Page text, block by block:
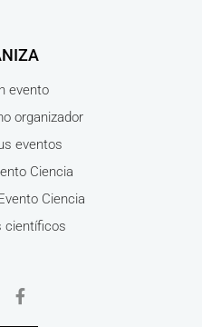
evento
organizador
eventos
Ciencia
Ciencia
científicos